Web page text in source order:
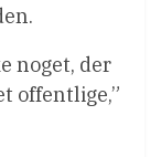
noget, der
offentlige,”